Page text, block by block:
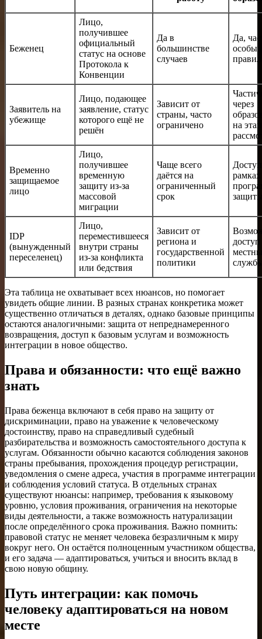
Беженец
Лицо,
получившее
официальный
статус на основе
Протокола к
Конвенции
Да в
большинстве
случаев
Да,
Заявитель на
убежище
Лицо, подающее
заявление, статус
которого ещё не
решён
Зависит от
страны, часто
ограничено
через
на
Временно
защищаемое
лицо
Лицо,
получившее
временную
защиту из-за
массовой
миграции
Чаще всего
даётся на
ограниченный
срок
рамках
IDP
(вынужденный
переселенец)
Лицо,
переместившееся
внутри страны
из-за конфликта
или бедствия
Зависит от
региона и
государственной
политики
доступ
Эта таблица не охватывает всех нюансов, но помогает
увидеть общие линии. В разных странах конкретика может
существенно отличаться в деталях, однако базовые принципы
остаются аналогичными: защита от непреднамеренного
возвращения, доступ к базовым услугам и возможность
интеграции в новое общество.
Права и обязанности: что ещё важно
знать
Права беженца включают в себя право на защиту от
дискриминации, право на уважение к человеческому
достоинству, право на справедливый судебный
разбирательства и возможность самостоятельного доступа к
услугам. Обязанности обычно касаются соблюдения законов
страны пребывания, прохождения процедур регистрации,
уведомления о смене адреса, участия в программе интеграции
и соблюдения условий статуса. В отдельных странах
существуют нюансы: например, требования к языковому
уровню, условия проживания, ограничения на некоторые
виды деятельности, а также возможность натурализации
после определённого срока проживания. Важно помнить:
правовой статус не меняет человека безразличным к миру
вокруг него. Он остаётся полноценным участником общества,
и его задача — адаптироваться, учиться и вносить вклад в
свою новую общину.
Путь интеграции: как помочь
человеку адаптироваться на новом
месте